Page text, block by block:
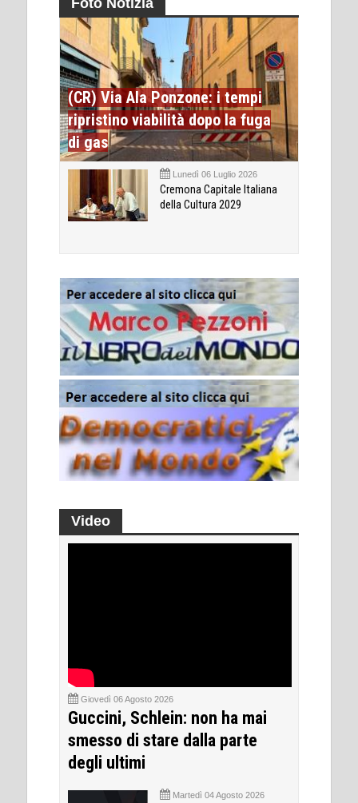
Foto Notizia
(CR) Via Ala Ponzone: i tempi
ripristino viabilità dopo la fuga
di gas
Lunedì 06 Luglio 2026
Cremona Capitale Italiana
della Cultura 2029
Video
Giovedì 06 Agosto 2026
Guccini, Schlein: non ha mai
smesso di stare dalla parte
degli ultimi
Martedì 04 Agosto 2026